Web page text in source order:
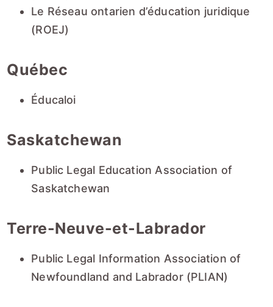
Le Réseau ontarien d’éducation juridique
(ROEJ)
Québec
Éducaloi
Saskatchewan
Public Legal Education Association of
Saskatchewan
Terre-Neuve-et-Labrador
Public Legal Information Association of
Newfoundland and Labrador (PLIAN)